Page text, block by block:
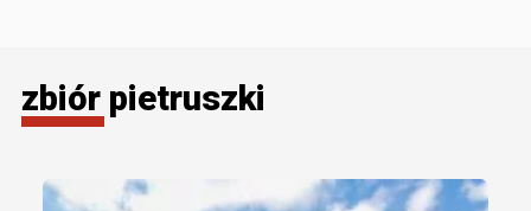
zbiór pietruszki